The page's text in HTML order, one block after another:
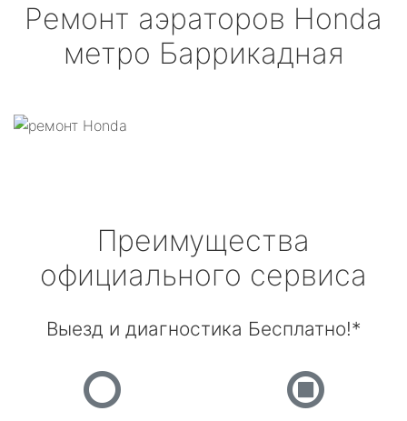
Ремонт аэраторов Honda
метро Баррикадная
Преимущества
официального сервиса
Выезд и диагностика Бесплатно!*